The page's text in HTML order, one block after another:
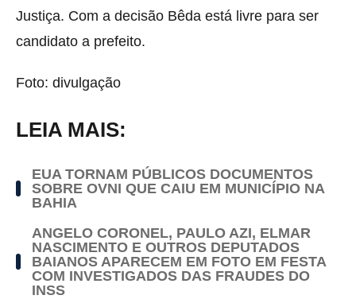
Justiça. Com a decisão Bêda está livre para ser
candidato a prefeito.
Foto: divulgação
LEIA MAIS:
EUA TORNAM PÚBLICOS DOCUMENTOS
SOBRE OVNI QUE CAIU EM MUNICÍPIO NA
BAHIA
ANGELO CORONEL, PAULO AZI, ELMAR
NASCIMENTO E OUTROS DEPUTADOS
BAIANOS APARECEM EM FOTO EM FESTA
COM INVESTIGADOS DAS FRAUDES DO
INSS